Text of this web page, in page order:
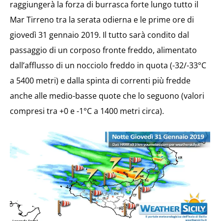
raggiungerà la forza di burrasca forte lungo tutto il
Mar Tirreno tra la serata odierna e le prime ore di
giovedì 31 gennaio 2019. Il tutto sarà condito dal
passaggio di un corposo fronte freddo, alimentato
dall’afflusso di un nocciolo freddo in quota (-32/-33°C
a 5400 metri) e dalla spinta di correnti più fredde
anche alle medio-basse quote che lo seguono (valori
compresi tra +0 e -1°C a 1400 metri circa).